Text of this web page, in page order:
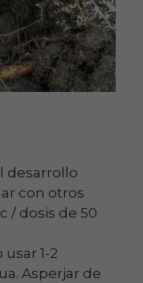
desarrollo
con otros
/ dosis de 50
1-2
Asperjar de